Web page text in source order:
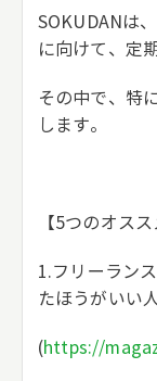
SOKUDANは
に向けて、定
その中で、特
します。
【5つのオスス
1.フリーラン
たほうがいい
(https://